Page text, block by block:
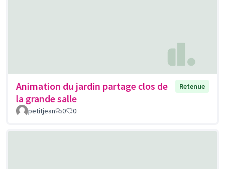
Animation du jardin partage clos de
la grande salle
Retenue
petitjean 0 0